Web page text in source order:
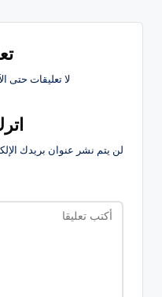
لا تعليقات حتى
لن يتم نشر عنوان بريدك